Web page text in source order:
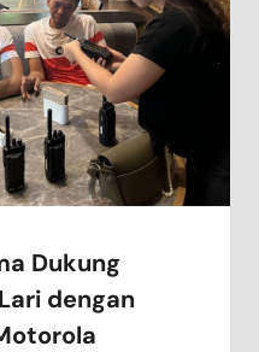
Dukung
dengan